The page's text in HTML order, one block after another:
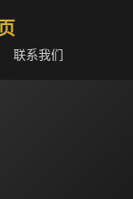
联系我们